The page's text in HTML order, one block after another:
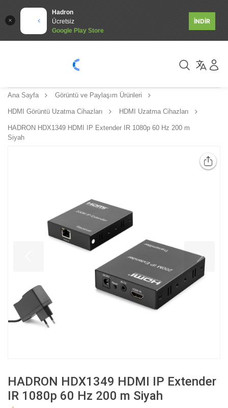
Hadron
Ücretsiz
Google Play Store
İNDİR
Ana Sayfa Görüntü ve Paylaşım Ürünleri
HDMI Görüntü Uzatma Cihazları HDMI Uzatma Cihazları
HADRON HDX1349 HDMI IP Extender IR 1080p 60 Hz 200 m
Siyah
HADRON HDX1349 HDMI IP Extender
IR 1080p 60 Hz 200 m Siyah